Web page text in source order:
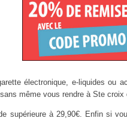
électronique, e-liquides ou
même vous rendre à Ste croix
supérieure à 29,90€. Enfin si